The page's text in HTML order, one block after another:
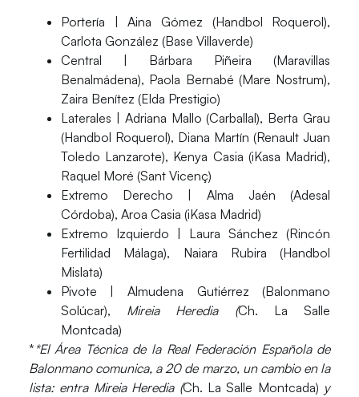
Portería | Aina Gómez (Handbol Roquerol),
Carlota González (Base Villaverde)
Central | Bárbara Piñeira (Maravillas
Benalmádena), Paola Bernabé (Mare Nostrum),
Zaira Benítez (Elda Prestigio)
Laterales | Adriana Mallo (Carballal), Berta Grau
(Handbol Roquerol), Diana Martín (Renault Juan
Toledo Lanzarote), Kenya Casia (iKasa Madrid),
Raquel Moré (Sant Vicenç)
Extremo Derecho | Alma Jaén (Adesal
Córdoba), Aroa Casia (iKasa Madrid)
Extremo Izquierdo | Laura Sánchez (Rincón
Fertilidad Málaga), Naiara Rubira (Handbol
Mislata)
Pivote | Almudena Gutiérrez (Balonmano
Solúcar), Mireia Heredia (Ch. La Salle
Montcada)
* *El Área Técnica de la Real Federación Española de
Balonmano comunica, a 20 de marzo, un cambio en la
lista: entra Mireia Heredia (Ch. La Salle Montcada) y